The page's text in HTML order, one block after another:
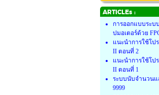
ARTICLEs :
การออกแบบระบ
ปมอเตอร์ด้วย
แนะนำการใช้โป
II ตอนที่ 2
แนะนำการใช้โป
II ตอนที่ 1
ระบบนับจำนวนแ
9999